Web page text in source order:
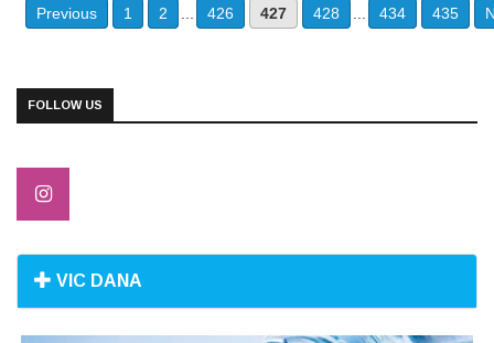
Previous 1 2 426 427 428 434 435
FOLLOW US
VIC DANA